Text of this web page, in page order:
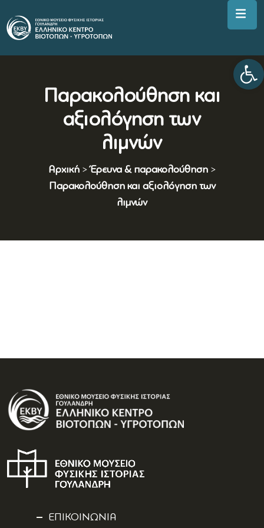
Παρακολούθηση και
αξιολόγηση των
λιμνών
Αρχική>Έρευνα & παρακολούθηση>
Παρακολούθηση και αξιολόγηση των
λιμνών
ΕΠΙΚΟΙΝΩΝΙΑ